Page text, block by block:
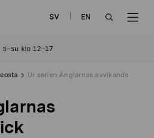
SV
EN
ti–su klo 12–17
Ur serien Änglarnas avvikande